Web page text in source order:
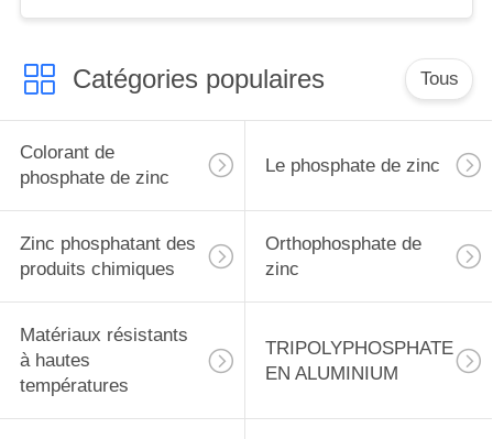
Catégories populaires Tous
Colorant de
phosphate de zinc
Le phosphate de zinc
Zinc phosphatant des
produits chimiques
Orthophosphate de
zinc
Matériaux résistants
à hautes
températures
TRIPOLYPHOSPHATE
EN ALUMINIUM